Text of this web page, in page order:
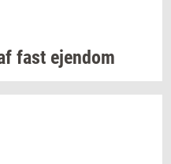
fast ejen­dom